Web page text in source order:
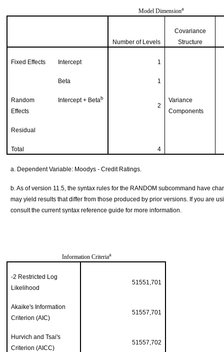
Model Dimensiona
Number of Levels
Covariance
Structure
Fixed Effects Intercept 1
Beta 1
Random
Effects
Intercept + Betab
2
Variance
Components
Residual
Total 4
a. Dependent Variable: Moodys - Credit Ratings.
b. As of version 11.5, the syntax rules for the RANDOM subcommand have
may yield results that differ from those produced by prior versions. If you are
consult the current syntax reference guide for more information.
Information Criteriaa
-2 Restricted Log
Likelihood
51551,701
Akaike's Information
Criterion (AIC)
51557,701
Hurvich and Tsai's
Criterion (AICC)
51557,702